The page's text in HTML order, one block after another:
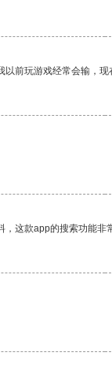
前玩游戏经常会输，现
这款app的搜索功能非